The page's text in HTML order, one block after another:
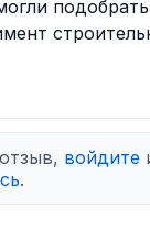
войдите
.